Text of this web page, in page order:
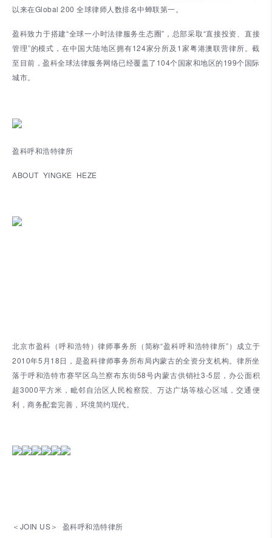
以来在Global 200 全球律师人数排名中蝉联第一。
盈科致力于搭建“全球一小时法律服务生态圈”，总部采取“直接投资、直接
管理”的模式，在中国大陆地区拥有124家分所及1家粤港澳联营律所。截
至目前，盈科全球法律服务网络已经覆盖了104个国家和地区的199个国际
城市。
盈科呼和浩特律所
ABOUT YINGKE HEZE
北京市盈科（呼和浩特）律师事务所（简称“盈科呼和浩特律所”）成立于
2010年5月18日，是盈科律师事务所布局内蒙古的全资分支机构。律所坐
落于呼和浩特市赛罕区乌兰察布东街58号内蒙古供销社3-5层，办公面积
超3000平方米，毗邻自治区人民检察院、万达广场等核心区域，交通便
利，商务配套完善，环境简约现代。
＜JOIN US＞ 盈科呼和浩特律所